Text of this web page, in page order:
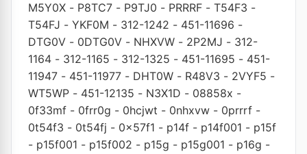
M5Y0X - P8TC7 - P9TJ0 - PRRRF - T54F3 -
T54FJ - YKF0M - 312-1242 - 451-11696 -
DTG0V - 0DTG0V - NHXVW - 2P2MJ - 312-
1164 - 312-1165 - 312-1325 - 451-11695 - 451-
11947 - 451-11977 - DHT0W - R48V3 - 2VYF5 -
WT5WP - 451-12135 - N3X1D - 08858x -
0f33mf - 0frr0g - 0hcjwt - 0nhxvw - 0prrrf -
0t54f3 - 0t54fj - 0x57f1 - p14f - p14f001 - p15f
- p15f001 - p15f002 - p15g - p15g001 - p16g -